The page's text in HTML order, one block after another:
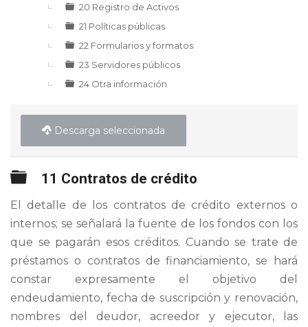
20 Registro de Activos
21 Políticas públicas
22 Formularios y formatos
23 Servidores públicos
24 Otra información
Descarga seleccionada
Carpeta
11 Contratos de crédito
El detalle de los contratos de crédito externos o
internos; se señalará la fuente de los fondos con los
que se pagarán esos créditos. Cuando se trate de
préstamos o contratos de financiamiento, se hará
constar expresamente el objetivo del
endeudamiento, fecha de suscripción y renovación,
nombres del deudor, acreedor y ejecutor, las